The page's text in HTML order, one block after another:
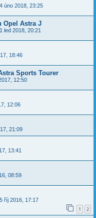
úno 2018, 23:25
Opel Astra J
led 2018, 20:21
18:46
Sports Tourer
12:50
12:06
21:09
13:41
08:59
říj 2016, 17:17
1 2